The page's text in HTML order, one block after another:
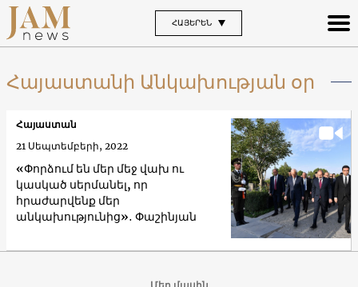
ՀԱՅԵՐԵՆ
Հայաստանի Անկախության օր
«Փորձում են մեր մեջ վախ ու
կասկած սերմանել, որ
հրաժարվենք մեր
անկախությունից»․ Փաշինյան
Հայաստան
21 Սեպտեմբերի, 2022